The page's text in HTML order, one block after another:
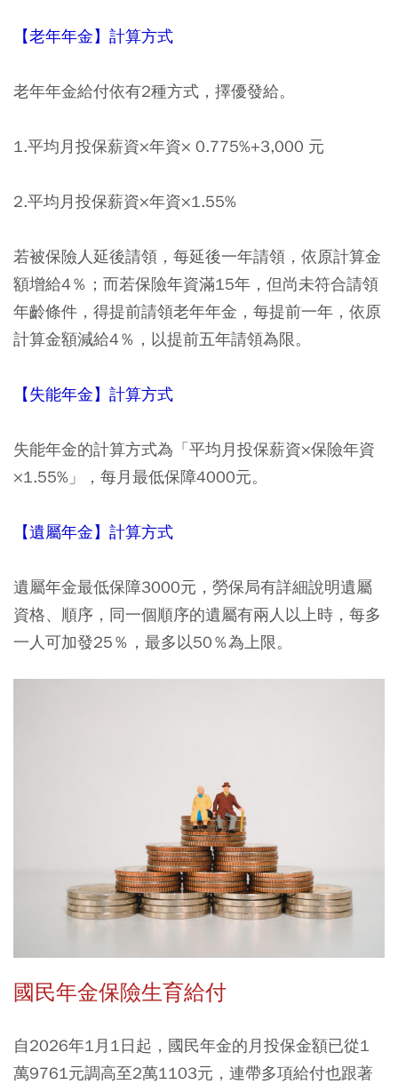
【老年年金】計算方式
老年年金給付依有2種方式，擇優發給。
1.平均月投保薪資×年資× 0.775%+3,000 元
2.平均月投保薪資×年資×1.55%
若被保險人延後請領，每延後一年請領，依原計算金
額增給4％；而若保險年資滿15年，但尚未符合請領
年齡條件，得提前請領老年年金，每提前一年，依原
計算金額減給4％，以提前五年請領為限。
【失能年金】計算方式
失能年金的計算方式為「平均月投保薪資×保險年資
×1.55%」，每月最低保障4000元。
【遺屬年金】計算方式
遺屬年金最低保障3000元，勞保局有詳細說明遺屬
資格、順序，同一個順序的遺屬有兩人以上時，每多
一人可加發25％，最多以50％為上限。
國民年金保險生育給付
自2026年1月1日起，國民年金的月投保金額已從1
萬9761元調高至2萬1103元，連帶多項給付也跟著